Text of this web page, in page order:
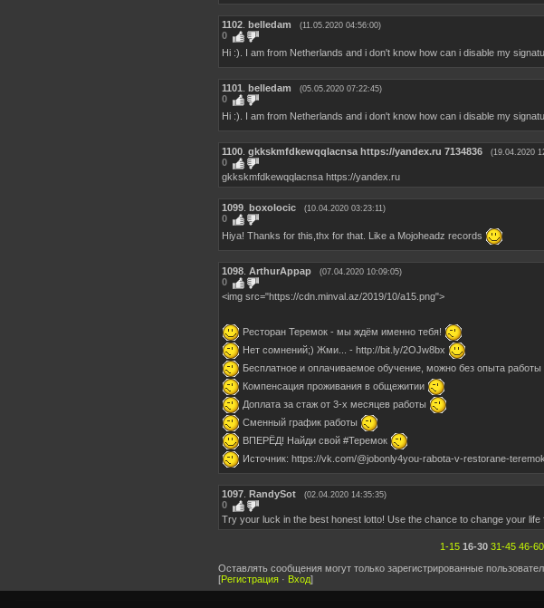
1102 belledam (11.05.2020 04:56:00)
0
Hi :). I am from Netherlands and i don't know how can i disable my
1101 belledam (05.05.2020 07:22:45)
0
Hi :). I am from Netherlands and i don't know how can i disable my
1100 gkkskmfdkewqqlacnsa https://yandex.ru 7134836 (19.04.2020
0
gkkskmfdkewqqlacnsa https://yandex.ru
1099 boxolocic (10.04.2020 03:23:11)
0
Hiya! Thanks for this,thx for that. Like a Mojoheadz records
1098 ArthurAppap (07.04.2020 10:09:05)
0
<img src="https://cdn.minval.az/2019/10/a15.png">
Ресторан Теремок - мы ждём именно тебя!
Нет сомнений;) Жми... - http://bit.ly/2OJw8bx
Бесплатное и оплачиваемое обучение, можно без опыта работы
Компенсация проживания в общежитии
Доплата за стаж от 3-х месяцев работы
Сменный график работы
ВПЕРЁД! Найди свой #Теремок
Источник: https://vk.com/@jobonly4you-rabota-v-restorane-teremok
1097 RandySot (02.04.2020 14:35:35)
0
Try your luck in the best honest lotto! Use the chance to change your
1-15 16-30 31-45 46-60
Оставлять сообщения могут только зарегистрированные
[Регистрация · Вход]